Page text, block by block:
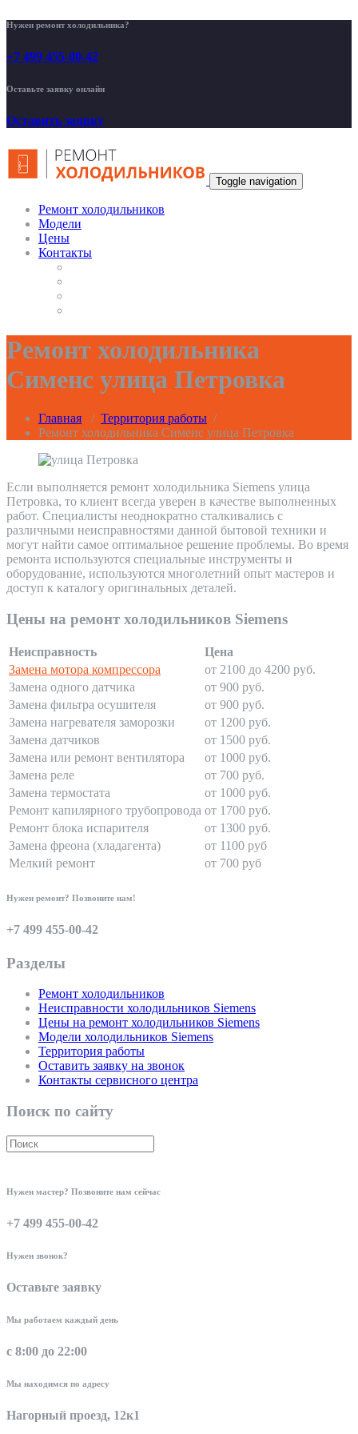
Нужен ремонт холодильника?
+7 499 455-00-42
Оставьте заявку онлайн
Оставить заявку
Toggle navigation
Ремонт холодильников
Модели
Цены
Контакты
Ремонт холодильника
Сименс улица Петровка
Главная / Территория работы /
Ремонт холодильника Сименс улица Петровка
Если выполняется ремонт холодильника Siemens улица
Петровка, то клиент всегда уверен в качестве выполненных
работ. Специалисты неоднократно сталкивались с
различными неисправностями данной бытовой техники и
могут найти самое оптимальное решение проблемы. Во время
ремонта используются специальные инструменты и
оборудование, используются многолетний опыт мастеров и
доступ к каталогу оригинальных деталей.
Цены на ремонт холодильников Siemens
Неисправность
Цена
Замена мотора компрессора
от 2100 до 4200 руб.
Замена одного датчика
от 900 руб.
Замена фильтра осушителя
от 900 руб.
Замена нагревателя заморозки
от 1200 руб.
Замена датчиков
от 1500 руб.
Замена или ремонт вентилятора
от 1000 руб.
Замена реле
от 700 руб.
Замена термостата
от 1000 руб.
Ремонт капилярного трубопровода от 1700 руб.
Ремонт блока испарителя
от 1300 руб.
Замена фреона (хладагента)
от 1100 руб
Мелкий ремонт
от 700 руб
Нужен ремонт? Позвоните нам!
+7 499 455-00-42
Разделы
Ремонт холодильников
Неисправности холодильников Siemens
Цены на ремонт холодильников Siemens
Модели холодильников Siemens
Территория работы
Оставить заявку на звонок
Контакты сервисного центра
Поиск по сайту
Нужен мастер? Позвоните нам сейчас
+7 499 455-00-42
Нужен звонок?
Оставьте заявку
Мы работаем каждый день
с 8:00 до 22:00
Мы находимся по адресу
Нагорный проезд, 12к1